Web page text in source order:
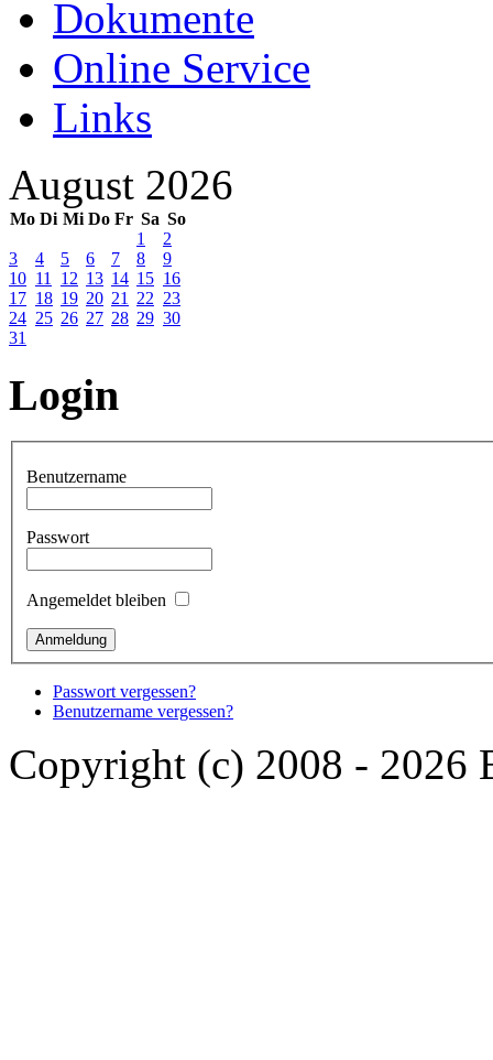
Dokumente
Online Service
Links
August 2026
Mo Di Mi Do Fr Sa So
1
2
3
4 5 6 7 8
9
10 11 12 13 14 15 16
17 18 19 20 21 22 23
24 25 26 27 28 29 30
31
Login
Benutzername
Passwort
Angemeldet bleiben
Passwort vergessen?
Benutzername vergessen?
Copyright (c) 2008 - 2026